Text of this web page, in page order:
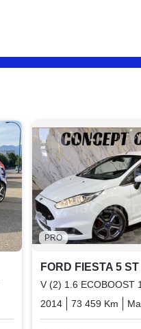
PRO
FORD FIESTA 5 ST
V (2) 1.6 ECOBOOST
2014
73 459 Km